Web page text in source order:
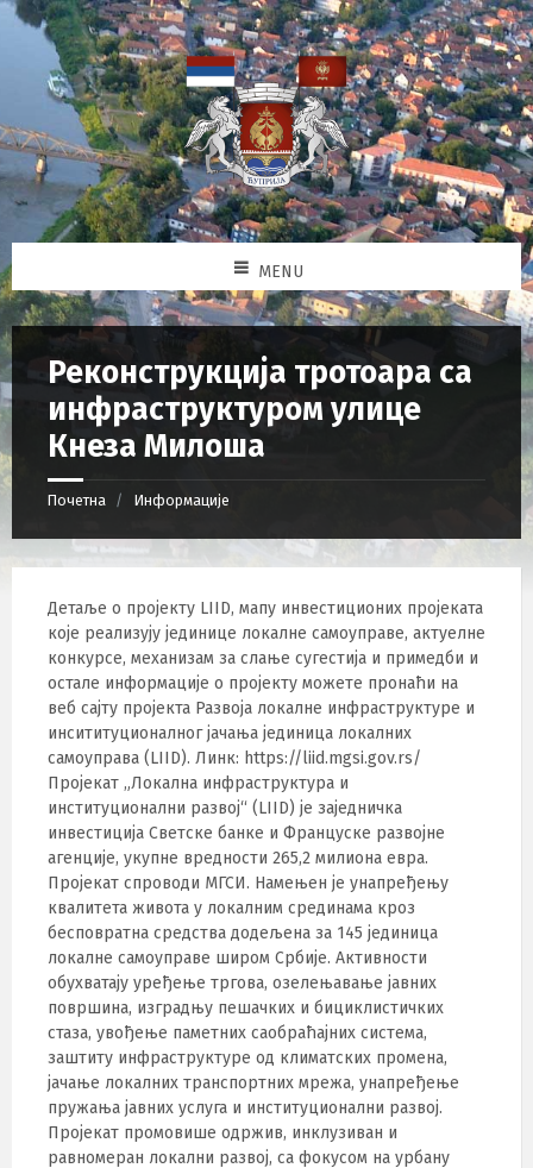
MENU
Реконструкција тротоара са
инфраструктуром улице
Кнеза Милоша
Почетна Информације
Детаље о пројекту LIID, мапу инвестиционих пројеката
које реализују јединице локалне самоуправе, актуелне
конкурсе, механизам за слање сугестија и примедби и
остале информације о пројекту можете пронаћи на
веб сајту пројекта Развоја локалне инфраструктуре и
инсититуционалног јачања јединица локалних
самоуправа (LIID). Линк: https://liid.mgsi.gov.rs/
Пројекат „Локална инфраструктура и
институционални развој“ (LIID) је заједничка
инвестиција Светске банке и Француске развојне
агенције, укупне вредности 265,2 милиона евра.
Пројекат спроводи МГСИ. Намењен је унапређењу
квалитета живота у локалним срединама кроз
бесповратна средства додељена за 145 јединица
локалне самоуправе широм Србије. Активности
обухватају уређење тргова, озелењавање јавних
површина, изградњу пешачких и бициклистичких
стаза, увођење паметних саобраћајних система,
заштиту инфраструктуре од климатских промена,
јачање локалних транспортних мрежа, унапређење
пружања јавних услуга и институционални развој.
Пројекат промовише одржив, инклузиван и
равномеран локални развој, са фокусом на урбану